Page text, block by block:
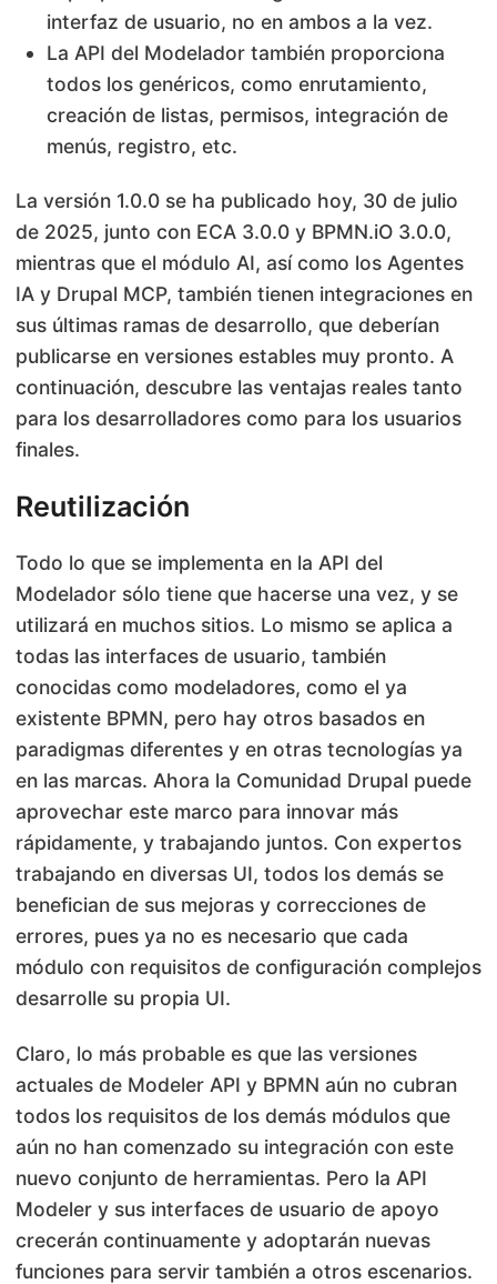
interfaz de usuario, no en ambos a la vez.
La API del Modelador también proporciona
todos los genéricos, como enrutamiento,
creación de listas, permisos, integración de
menús, registro, etc.
La versión 1.0.0 se ha publicado hoy, 30 de julio
de 2025, junto con ECA 3.0.0 y BPMN.iO 3.0.0,
mientras que el módulo AI, así como los Agentes
IA y Drupal MCP, también tienen integraciones en
sus últimas ramas de desarrollo, que deberían
publicarse en versiones estables muy pronto. A
continuación, descubre las ventajas reales tanto
para los desarrolladores como para los usuarios
finales.
Reutilización
Todo lo que se implementa en la API del
Modelador sólo tiene que hacerse una vez, y se
utilizará en muchos sitios. Lo mismo se aplica a
todas las interfaces de usuario, también
conocidas como modeladores, como el ya
existente BPMN, pero hay otros basados en
paradigmas diferentes y en otras tecnologías ya
en las marcas. Ahora la Comunidad Drupal puede
aprovechar este marco para innovar más
rápidamente, y trabajando juntos. Con expertos
trabajando en diversas UI, todos los demás se
benefician de sus mejoras y correcciones de
errores, pues ya no es necesario que cada
módulo con requisitos de configuración complejos
desarrolle su propia UI.
Claro, lo más probable es que las versiones
actuales de Modeler API y BPMN aún no cubran
todos los requisitos de los demás módulos que
aún no han comenzado su integración con este
nuevo conjunto de herramientas. Pero la API
Modeler y sus interfaces de usuario de apoyo
crecerán continuamente y adoptarán nuevas
funciones para servir también a otros escenarios.